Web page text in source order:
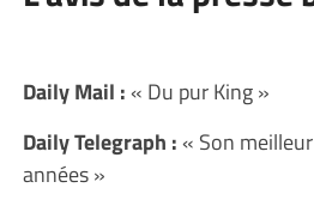
Daily Mail :« Du pur King »
Daily Telegraph :« Son
années »